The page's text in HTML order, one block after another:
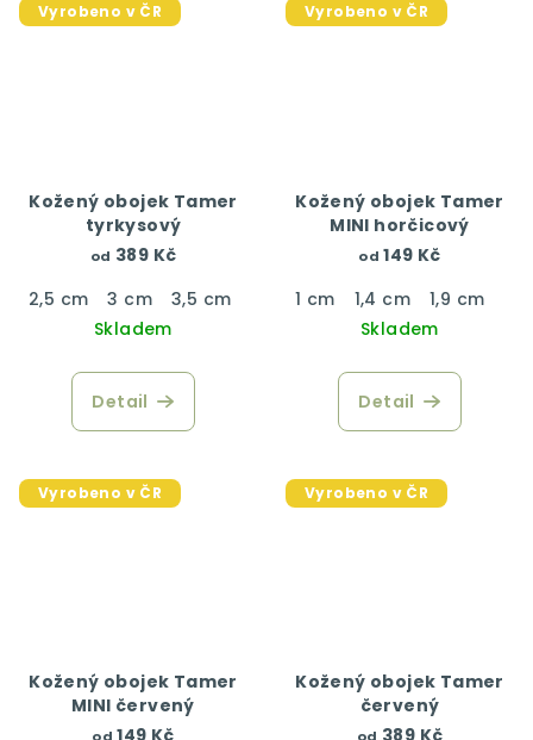
Vyrobeno v ČR
Kožený obojek Tamer
tyrkysový
od 389 Kč
2,5 cm
3 cm 3,5 cm
4 cm
Skladem
Detail
Vyrobeno v ČR
Kožený obojek Tamer
MINI horčicový
od 149 Kč
1 cm
1,4 cm
1,9 cm
Skladem
Detail
Vyrobeno v ČR
Kožený obojek Tamer
MINI červený
149 Kč
Vyrobeno v ČR
Kožený obojek Tamer
červený
389 Kč